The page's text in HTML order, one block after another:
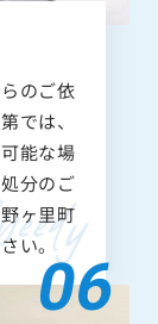
のご依
では、
能な場
分のご
ヶ里町
い。